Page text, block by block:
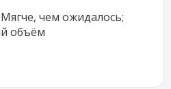
Мягче, чем ожидалось;
объём